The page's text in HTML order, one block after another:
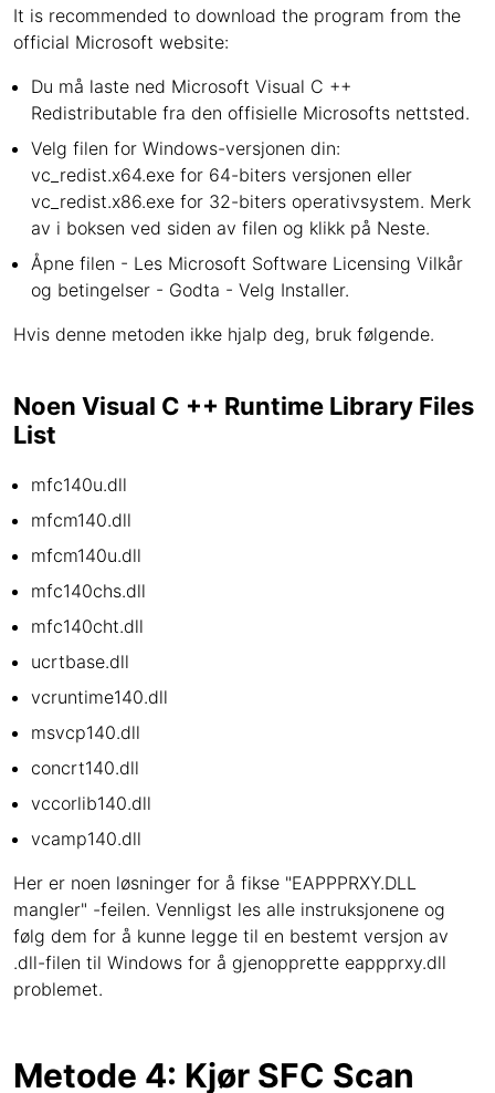
It is recommended to download the program from the
official Microsoft website:
Du må laste ned Microsoft Visual C ++
Redistributable fra den offisielle Microsofts nettsted.
Velg filen for Windows-versjonen din:
vc_redist.x64.exe for 64-biters versjonen eller
vc_redist.x86.exe for 32-biters operativsystem. Merk
av i boksen ved siden av filen og klikk på Neste.
Åpne filen - Les Microsoft Software Licensing Vilkår
og betingelser - Godta - Velg Installer.
Hvis denne metoden ikke hjalp deg, bruk følgende.
Noen Visual C ++ Runtime Library Files
List
mfc140u.dll
mfcm140.dll
mfcm140u.dll
mfc140chs.dll
mfc140cht.dll
ucrtbase.dll
vcruntime140.dll
msvcp140.dll
concrt140.dll
vccorlib140.dll
vcamp140.dll
Her er noen løsninger for å fikse "EAPPPRXY.DLL
mangler" -feilen. Vennligst les alle instruksjonene og
følg dem for å kunne legge til en bestemt versjon av
.dll-filen til Windows for å gjenopprette eappprxy.dll
problemet.
Metode 4: Kjør SFC Scan